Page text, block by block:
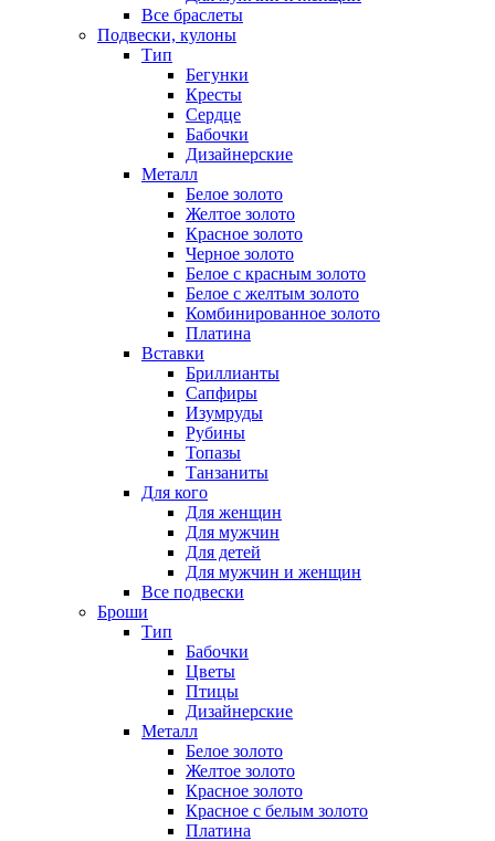
Все браслеты
Подвески, кулоны
Тип
Бегунки
Кресты
Сердце
Бабочки
Дизайнерские
Металл
Белое золото
Желтое золото
Красное золото
Черное золото
Белое с красным золото
Белое с желтым золото
Комбинированное золото
Платина
Вставки
Бриллианты
Сапфиры
Изумруды
Рубины
Топазы
Танзаниты
Для кого
Для женщин
Для мужчин
Для детей
Для мужчин и женщин
Все подвески
Броши
Тип
Бабочки
Цветы
Птицы
Дизайнерские
Металл
Белое золото
Желтое золото
Красное золото
Красное с белым золото
Платина